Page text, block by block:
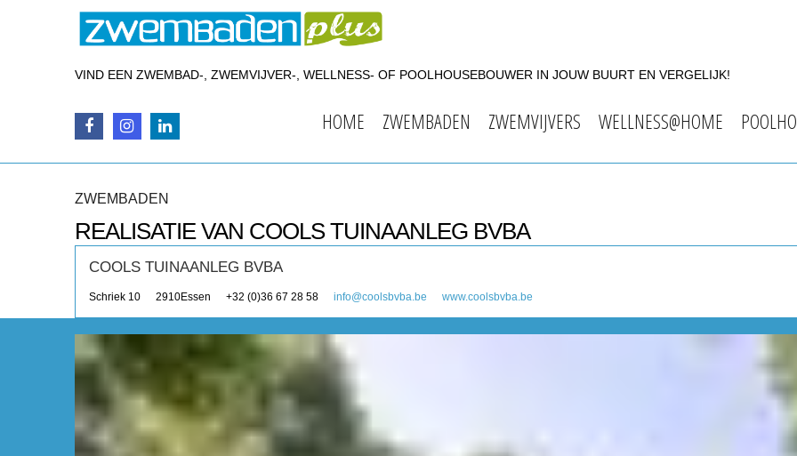
VIND EEN ZWEMBAD-, ZWEMVIJVER-, WELLNESS- OF POOLHOUSEBOUWER IN JOUW BUURT EN VERGELIJK!
HOME ZWEMBADEN ZWEMVIJVERS WELLNESS@HOME
ZWEMBADEN
REALISATIE VAN COOLS TUINAANLEG BVBA
COOLS TUINAANLEG BVBA
Schriek 10 2910Essen +32 (0)36 67 28 58 info@coolsbvba.be www.coolsbvba.be